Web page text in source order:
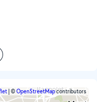
©OpenStreetMapcontributors